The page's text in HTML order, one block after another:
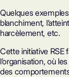
Quelques
blanchiment,
harcèlement, etc.
Cette initiative RSE
l’organisation, où
des